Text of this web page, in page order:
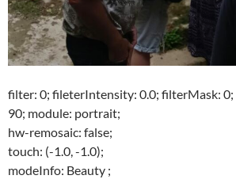
filter: 0; fileterIntensity: 0.0; filterMask:
90; module: portrait;
hw-remosaic: false;
touch: (-1.0, -1.0);
modeInfo: Beauty ;